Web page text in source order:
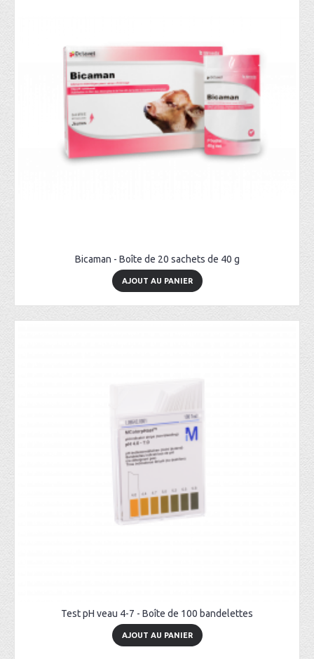
Bicaman - Boîte de 20 sachets de 40 g
AJOUT AU PANIER
Test pH veau 4-7 - Boîte de 100 bandelettes
AJOUT AU PANIER